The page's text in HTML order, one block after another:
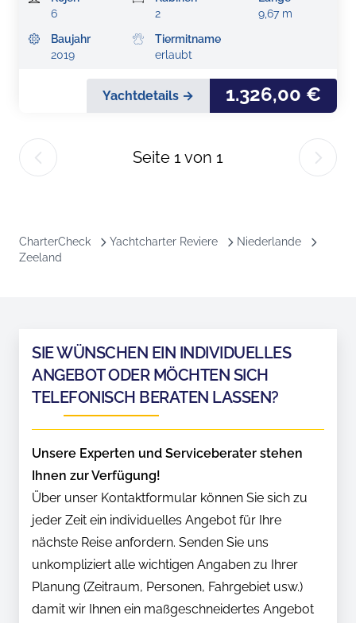
6
2
9,67 m
Baujahr
2019
Tiermitname
erlaubt
Yachtdetails → 1.326,00 €
Seite 1von 1
CharterCheck Yachtcharter Reviere
Niederlande
Zeeland
SIE WÜNSCHEN EIN INDIVIDUELLES
ANGEBOT ODER MÖCHTEN SICH
TELEFONISCH BERATEN LASSEN?
Unsere Experten und Serviceberater stehen
Ihnen zur Verfügung!
Über unser Kontaktformular können Sie sich zu
jeder Zeit ein individuelles Angebot für Ihre
nächste Reise anfordern. Senden Sie uns
unkompliziert alle wichtigen Angaben zu Ihrer
Planung (Zeitraum, Personen, Fahrgebiet usw.)
damit wir Ihnen ein maßgeschneidertes Angebot